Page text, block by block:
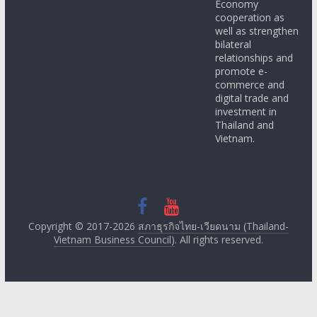
bilateral
relationships and
promote e-
commerce and
digital trade and
investment in
Thailand and
Vietnam.
สภาธุรกิจไทย-เวียดนาม (Thailand-
Vietnam Business Council). All rights reserved.